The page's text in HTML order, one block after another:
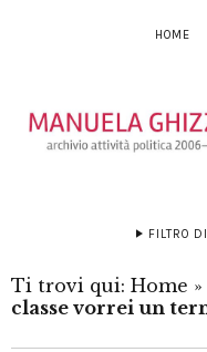
HOME
FILTRO
Ti trovi qui: Home »
classe vorrei un